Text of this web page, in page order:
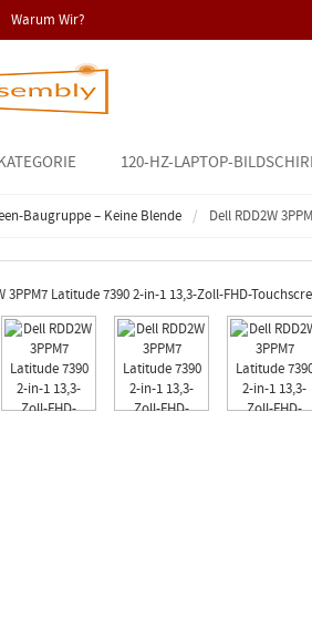
Warum Wir?
120-HZ-LAPTOP-
Baugruppe – Keine Blende Dell RDD2W